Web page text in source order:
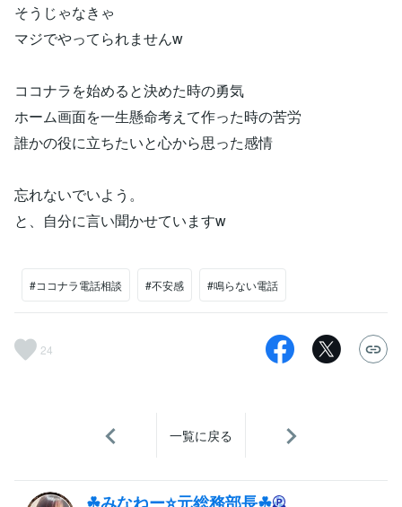
そうじゃなきゃ
マジでやってられませんw
ココナラを始めると決めた時の勇気
ホーム画面を一生懸命考えて作った時の苦労
誰かの役に立ちたいと心から思った感情
忘れないでいよう。
と、自分に言い聞かせていますw
#ココナラ電話相談 #不安感 #鳴らない電話
24
一覧に戻る